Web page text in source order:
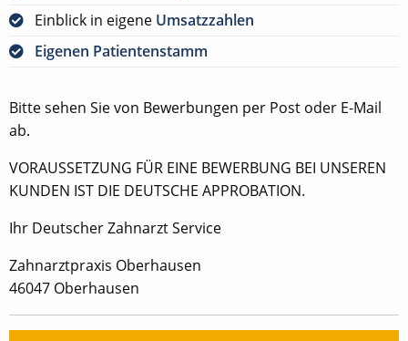
Einblick in eigene Umsatzzahlen
Eigenen Patientenstamm
Bitte sehen Sie von Bewerbungen per Post oder E-Mail
ab.
VORAUSSETZUNG FÜR EINE BEWERBUNG BEI UNSEREN
KUNDEN IST DIE DEUTSCHE APPROBATION.
Ihr Deutscher Zahnarzt Service
Zahnarztpraxis Oberhausen
46047 Oberhausen